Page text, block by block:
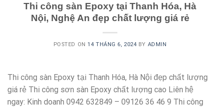
Thi công sàn Epoxy tại Thanh Hóa, Hà
Nội, Nghệ An đẹp chất lượng giá rẻ
POSTED ON14 THÁNG 6, 2024 BY ADMIN
Thi công sàn Epoxy tại Thanh Hóa, Hà Nội đẹp chất lượng
giá rẻ Thi công sơn sàn Epoxy chất lượng cao Liên hệ
ngay: Kinh doanh 0942 632849 – 09126 36 46 9 Thi công